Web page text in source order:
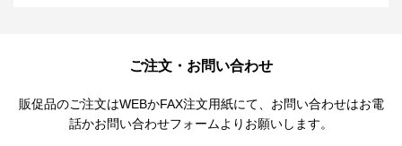
ご注文・お問い合わせ
販促品のご注文はWEBかFAX注文用紙にて、お問い合わせはお電
話かお問い合わせフォームよりお願いします。